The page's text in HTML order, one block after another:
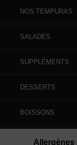
NOS TEMPURAS
SALADES
SUPPLÉMENTS
DESSERTS
BOISSONS
Allergènes